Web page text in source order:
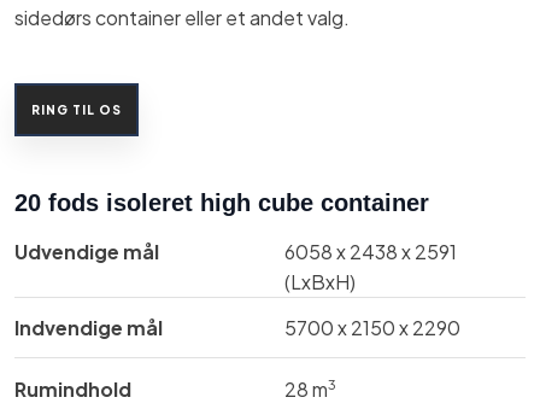
sidedørs container eller et andet valg.
RING TIL OS​
20 fods isoleret high cube container
Udvendige mål​
6058 x 2438 x 2591
(LxBxH)
Indvendige mål​
5700 x 2150 x 2290
Rumindhold ​28 m3